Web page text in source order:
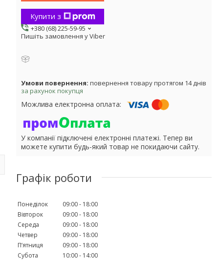
Купити з
+380 (68) 225-59-95
Пишіть замовлення у Viber
повернення товару протягом 14 днів
за рахунок покупця
У компанії підключені електронні платежі. Тепер ви
можете купити будь-який товар не покидаючи сайту.
Графік роботи
Понеділок 09:00
18:00
Вівторок
09:00
18:00
Середа
09:00
18:00
Четвер
09:00
18:00
Пʼятниця
09:00
18:00
Субота
10:00
14:00